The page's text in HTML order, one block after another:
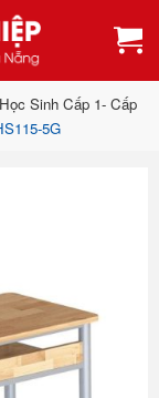
Sinh Cấp 1- Cấp
5G